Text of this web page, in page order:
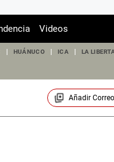
Videos
HUÁNUCO ICA LA
Añadir Correo